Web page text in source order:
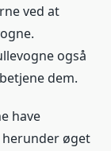
ved at
også
dem.
have
øget